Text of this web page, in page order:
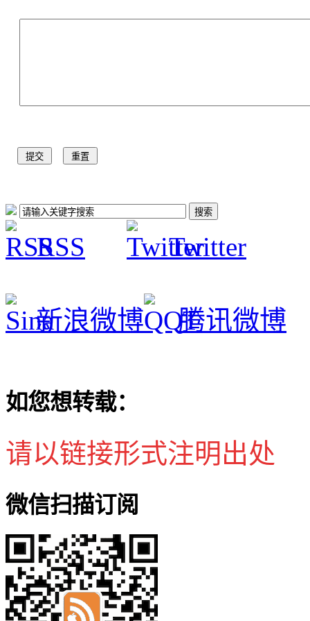
RSS Twitter
新浪微博 腾讯微博
如您想转载：
请以链接形式注明出处
微信扫描订阅